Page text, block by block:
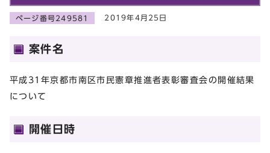
ページ番号249581 2019年4月25日
案件名
平成31年京都市南区市民憲章推進者表彰審査会の開催結果
について
開催日時